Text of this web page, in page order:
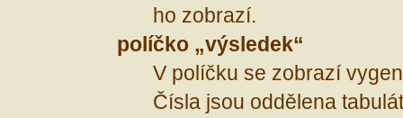
ho zobrazí.
políčko „výsledek“
V políčku se zobrazí
Čísla jsou oddělena